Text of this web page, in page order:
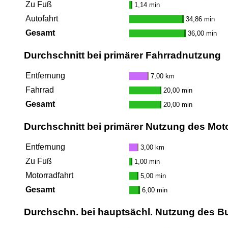
Zu Fuß 1,14 min
Autofahrt 34,86 min
Gesamt 36,00 min
Durchschnitt bei primärer Fahrradnutzung
Entfernung 7,00 km
Fahrrad 20,00 min
Gesamt 20,00 min
Durchschnitt bei primärer Nutzung des
Entfernung 3,00 km
Zu Fuß 1,00 min
Motorradfahrt 5,00 min
Gesamt 6,00 min
Durchschn. bei hauptsächl. Nutzung des